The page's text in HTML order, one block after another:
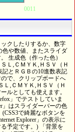
0011
クしたりするか、数字
色や数値、またスライダ
生成色（作った色）
Ｌ,ＣＭＹＫ,ＨＳＶ（Ｈ
記とＲＧＢの10進数表記
で、クリップボードへ
Ｌ,ＣＭＹＫ,ＨＳＶ（Ｈ
ルとしても使えます。
」でテストしていま
」はスライダーバーの色
で綺麗なボタンを
Explorer」の表示に
予定です。) 「背景を